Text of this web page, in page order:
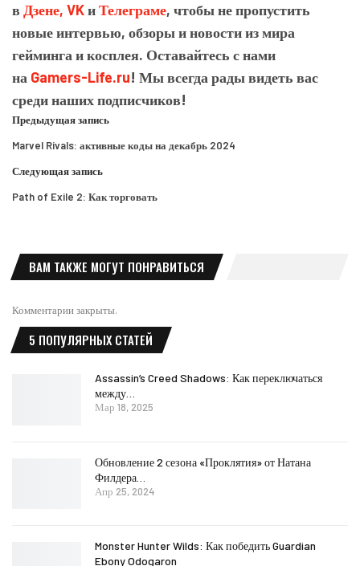
в Дзене, VKиТелеграме, чтобы не пропустить
новые интервью, обзоры и новости из мира
гейминга и косплея. Оставайтесь с нами
на Gamers-Life.ru! Мы всегда рады видеть вас
среди наших подписчиков!
Предыдущая запись
Marvel Rivals: активные коды на декабрь 2024
Следующая запись
Path of Exile 2: Как торговать
ВАМ ТАКЖЕ МОГУТ ПОНРАВИТЬСЯ
Комментарии закрыты.
5 ПОПУЛЯРНЫХ СТАТЕЙ
Assassin’s Creed Shadows: Как переключаться
между…
Мар 18, 2025
Обновление 2 сезона «Проклятия» от Натана
Филдера…
Апр 25, 2024
Monster Hunter Wilds: Как победить Guardian
Ebony Odogaron